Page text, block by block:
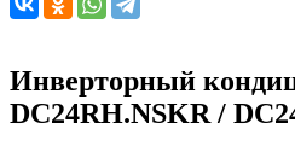
Инверторный
DC24RH.NSKR /